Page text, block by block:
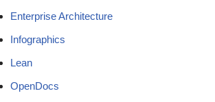
Enterprise Architecture
Infographics
Lean
OpenDocs